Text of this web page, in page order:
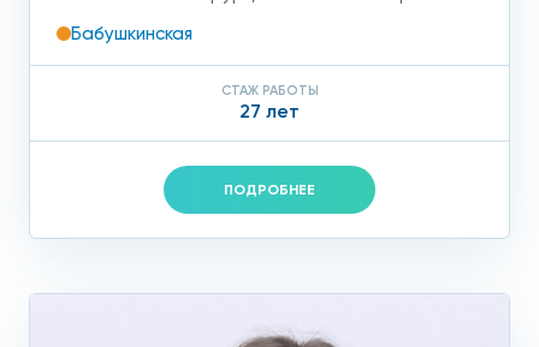
Бабушкинская
СТАЖ РАБОТЫ
27 лет
ПОДРОБНЕЕ